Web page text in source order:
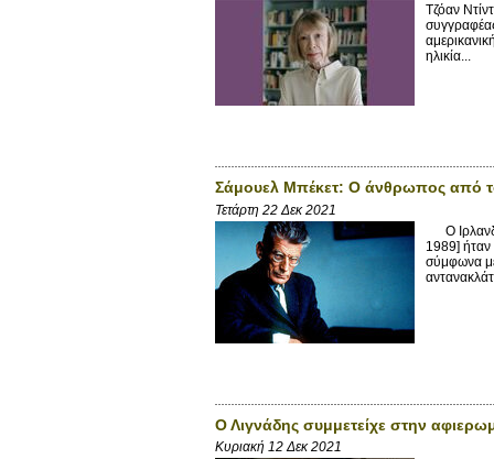
Τζόαν
ηλικία...
Σάμουελ Μπέκετ: Ο άνθρωπος από
Τετάρτη 22 Δεκ 2021
Ο
1989] ήταν
σύμφωνα
Ο Λιγνάδης συμμετείχε στην
Κυριακή 12 Δεκ 2021